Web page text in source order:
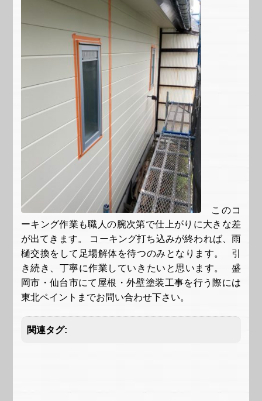
このコ
ーキング作業も職人の腕次第で仕上がりに大きな差
が出てきます。 コーキング打ち込みが終われば、雨
樋交換をして足場解体を待つのみとなります。 引
き続き、丁寧に作業していきたいと思います。 盛
岡市・仙台市にて屋根・外壁塗装工事を行う際には
東北ペイントまでお問い合わせ下さい。
関連タグ: